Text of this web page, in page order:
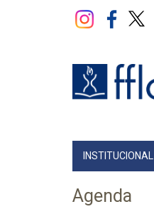
NAVEGADOR
PRINCIPAL
INSTITUCIONAL
Agenda